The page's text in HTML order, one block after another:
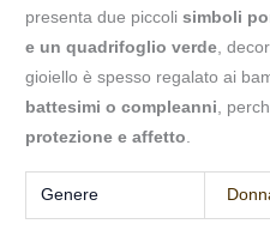
presenta due piccolisimboli
e un quadrifoglio verde,
gioiello è spesso regalato ai
battesimi o compleanni,
protezione e affetto.
Genere